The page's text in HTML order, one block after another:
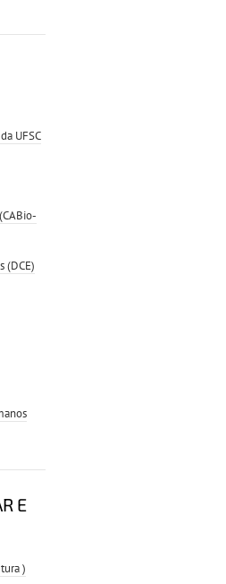
UFSC
(DCE)
E
)